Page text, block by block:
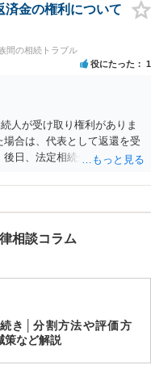
済金の権利について
間の相続トラブル
役にたった 1
人が受け取り権利がありま
合は、代表として返還を受
日、法定相続分に基づいて
相談コラム
き│分割方法や評価方
策など解説